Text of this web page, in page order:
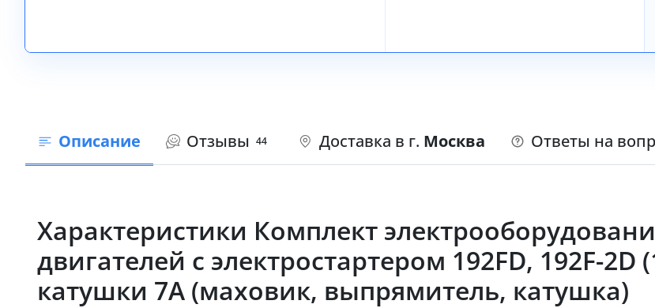
Описание Отзывы 44 Доставка в г. Москва Ответы на
Характеристики Комплект
двигателей с электростартером 192FD, 192F-2D
катушки 7А (маховик, выпрямитель, катушка)